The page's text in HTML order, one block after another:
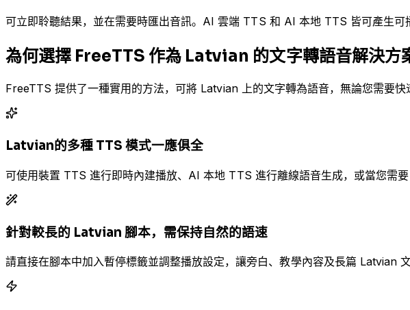
可立即聆聽結果，並在需要時匯出音訊。AI 雲端 TTS 和 AI 本地 TTS 皆可產生可
為何選擇 FreeTTS 作為 Latvian 的文字轉語音解決方
FreeTTS 提供了一種實用的方法，可將 Latvian 上的文字轉為語音，無論您需要快
Latvian的多種 TTS 模式一應俱全
可使用裝置 TTS 進行即時內建播放、AI 本地 TTS 進行離線語音生成，或當您需
針對較長的 Latvian 腳本，需保持自然的語速
請直接在腳本中加入暫停標籤並調整播放設定，讓旁白、教學內容及長篇 Latvian